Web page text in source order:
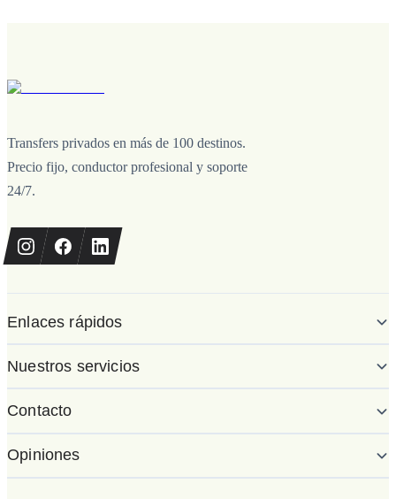
Transfers privados en más de 100 destinos.
Precio fijo, conductor profesional y soporte
24/7.
Enlaces rápidos
Nuestros servicios
Contacto
Opiniones